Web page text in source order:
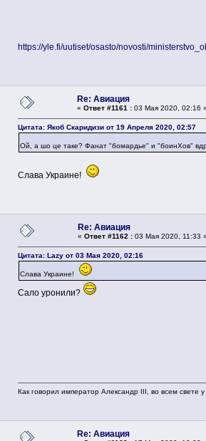
https://yle.fi/uutiset/osasto/novosti/
Re: Авиация
« Ответ #1161 : 03 Мая 2020, 02:16
Цитата: Якоб Скаридизи от 19 Апреля 2020, 02:57
Ой, а шо це таке? Фанат "бомардье" и "боинХов"
Слава Украине!
Re: Авиация
« Ответ #1162 : 03 Мая 2020, 11:33
Цитата: Lazy от 03 Мая 2020, 02:16
Слава Украине!
Сало уронили?
Как говорил император Александр III, во всем
Re: Авиация